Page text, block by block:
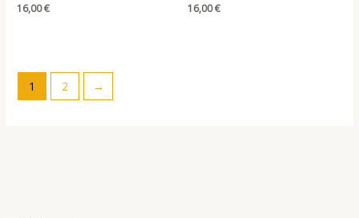
16,00€ 16,00€
1 2 →